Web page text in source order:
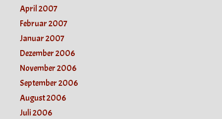
April 2007
Februar 2007
Januar 2007
Dezember 2006
November 2006
September 2006
August 2006
Juli 2006